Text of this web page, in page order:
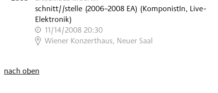
schnitt//stelle (2006–2008 EA) (KomponistIn, Live-
Elektronik)
11/14/2008 20:30
,
Wiener Konzerthaus, Neuer Saal
nach oben